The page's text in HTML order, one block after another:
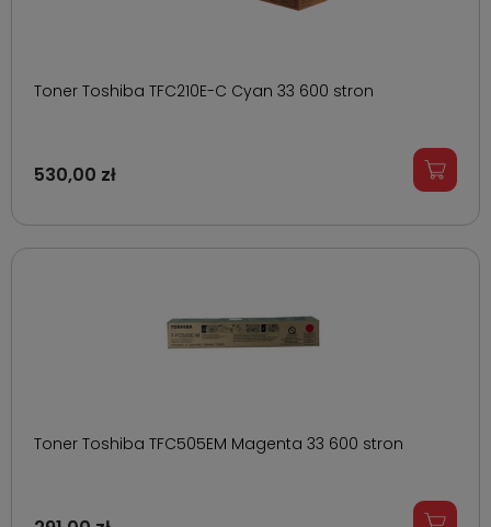
Toner Toshiba TFC210E-C Cyan 33 600 stron
530,00 zł
Toner Toshiba TFC505EM Magenta 33 600 stron